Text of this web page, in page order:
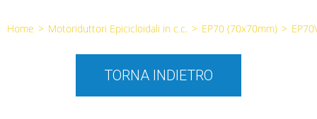
Home > Motoriduttori Epicicloidali in c.c. > EP70 (70x70mm) >
TORNA INDIETRO